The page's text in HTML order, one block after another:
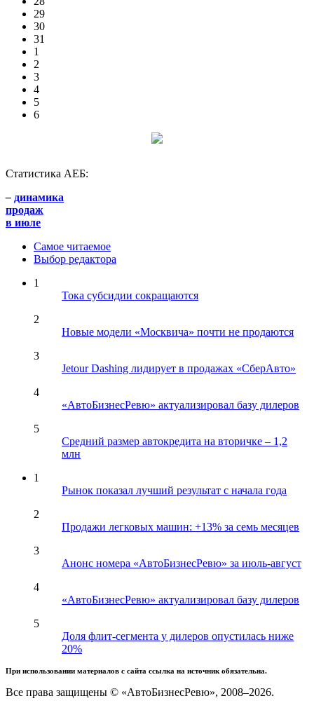
29
30
31
1
2
3
4
5
6
Статистика АЕБ:
– динамика
продаж
в июле
Самое читаемое
Выбор редактора
1
Тока субсидии сокращаются
2
Новые модели «Москвича» почти не продаются
3
Jetour Dashing лидирует в продажах «СберАвто»
4
«АвтоБизнесРевю» актуализировал базу дилеров
5
Средний размер автокредита на вторичке – 1,2
млн
1
Рынок показал лучший результат с начала года
2
Продажи легковых машин: +13% за семь месяцев
3
Анонс номера «АвтоБизнесРевю» за июль-август
4
«АвтоБизнесРевю» актуализировал базу дилеров
5
Доля флит-сегмента у дилеров опустилась ниже
20%
При использовании материалов с сайта ссылка на источник обязательна.
Все права защищены © «АвтоБизнесРевю», 2008–2026.